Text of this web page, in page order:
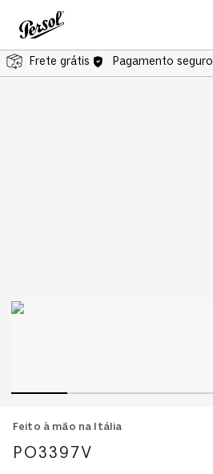
Frete grátis Pagamento seguro
Feito à mão na Itália
PO3397V